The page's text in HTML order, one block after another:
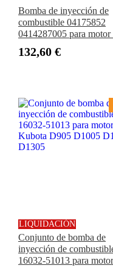
Bomba de inyección de
combustible 04175852
0414287005 para motor
F3L1011 F4L1011
132,60 €
LIQUIDACIÓN
Conjunto de bomba de
inyección de
16032-51013 para motor